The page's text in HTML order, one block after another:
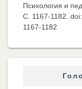
Психология и
C. 1167-1182.
1167-1182